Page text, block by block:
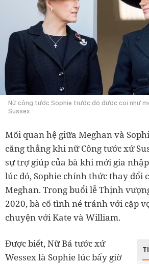
Nữ công tước Sophie trước đó được coi như
Sussex
Mối quan hệ giữa Meghan và
căng thẳng khi nữ Công tước xứ
sự trợ giúp của bà khi mới gia
lúc đó, Sophie chính thức thay đổi
Meghan. Trong buổi lễ Thịnh
2020, bà cố tình né tránh với cặp
chuyện với Kate và William.
Được biết, Nữ Bá tước xứ
Wessex là Sophie lúc bấy giờ